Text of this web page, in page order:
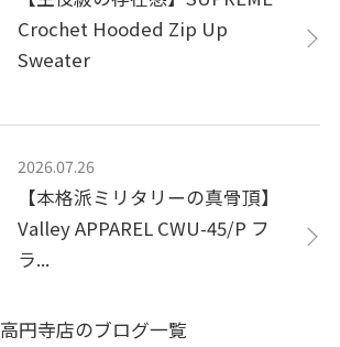
Crochet Hooded Zip Up
Sweater
2026.07.26
【本格派ミリタリーの真骨頂】
Valley APPAREL CWU-45/P フ
ラ...
高円寺店のブログ一覧